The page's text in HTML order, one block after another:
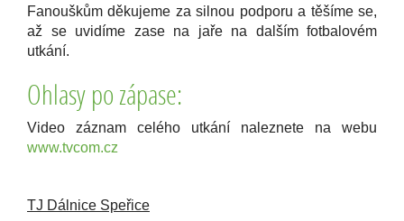
Fanouškům děkujeme za silnou podporu a těšíme se,
až se uvidíme zase na jaře na dalším fotbalovém
utkání.
Ohlasy po zápase:
Video záznam celého utkání naleznete na webu
www.tvcom.cz
TJ Dálnice Speřice